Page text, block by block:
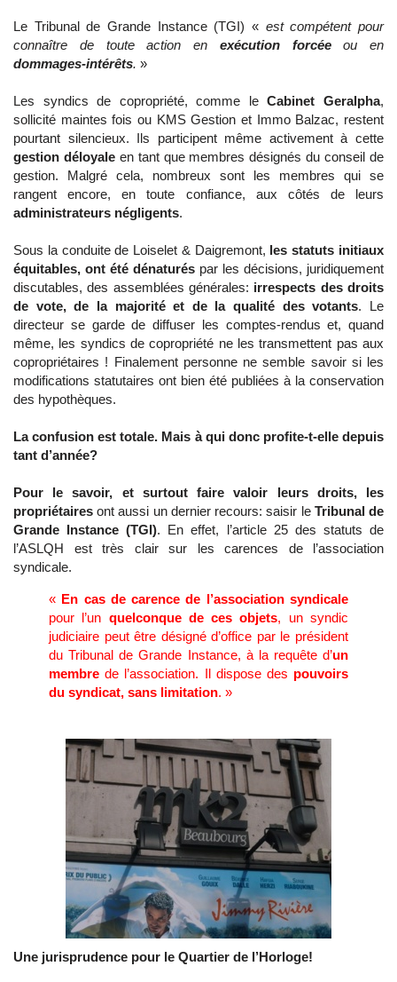
Le Tribunal de Grande Instance (TGI) « est compétent pour
connaître de toute action en exécution forcéeou en
dommages-intérêts. »
Les syndics de copropriété, comme leCabinet Geralpha,
sollicité maintes fois ou KMS Gestion et Immo Balzac, restent
pourtant silencieux. Ils participent même activement à cette
gestion déloyaleen tant que membres désignés du conseil de
gestion. Malgré cela, nombreux sont les membres qui se
rangent encore, en toute confiance, aux côtés de leurs
administrateurs négligents.
Sous la conduite de Loiselet & Daigremont, les statuts initiaux
équitables, ont été dénaturés par les décisions, juridiquement
discutables, des assemblées générales: irrespects des droits
de vote, de la majorité et de la qualité des votants. Le
directeur se garde de diffuser les comptes-rendus et, quand
même, les syndics de copropriété ne les transmettent pas aux
copropriétaires ! Finalement personne ne semble savoir si les
modifications statutaires ont bien été publiées à la conservation
des hypothèques.
La confusion est totale. Mais à qui donc profite-t-elle depuis
tant d’année?
Pour le savoir, et surtout faire valoir leurs droits, les
propriétaires ont aussi un dernier recours: saisir le Tribunal de
Grande Instance (TGI). En effet, l’article 25 des statuts de
l’ASLQH est très clair sur les carences de l’association
syndicale.
« En cas de carence de l’association syndicale
pour l’un quelconque de ces objets, un syndic
judiciaire peut être désigné d’office par le président
du Tribunal de Grande Instance, à la requête d’un
membre de l’association. Il dispose des pouvoirs
du syndicat, sans limitation. »
Une jurisprudence pour le Quartier de l’Horloge!